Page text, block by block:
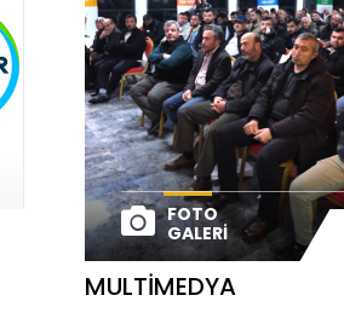
FOTO
GALERI
MULTIMEDYA